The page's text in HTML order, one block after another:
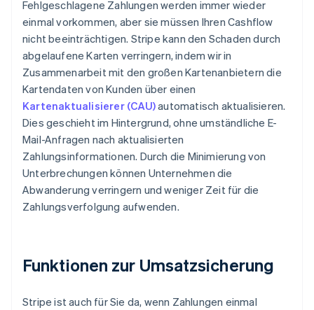
Fehlgeschlagene Zahlungen werden immer wieder
einmal vorkommen, aber sie müssen Ihren Cashflow
nicht beeinträchtigen. Stripe kann den Schaden durch
abgelaufene Karten verringern, indem wir in
Zusammenarbeit mit den großen Kartenanbietern die
Kartendaten von Kunden über einen
Kartenaktualisierer (CAU)automatisch aktualisieren.
Dies geschieht im Hintergrund, ohne umständliche E-
Mail-Anfragen nach aktualisierten
Zahlungsinformationen. Durch die Minimierung von
Unterbrechungen können Unternehmen die
Abwanderung verringern und weniger Zeit für die
Zahlungsverfolgung aufwenden.
Funktionen zur Umsatzsicherung
Stripe ist auch für Sie da, wenn Zahlungen einmal